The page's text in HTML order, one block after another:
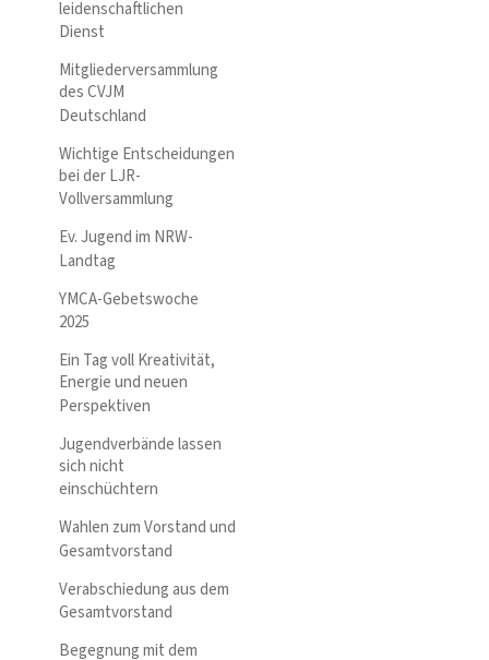
leidenschaftlichen
Dienst
Mitgliederversammlung
des CVJM
Deutschland
Wichtige Entscheidungen
bei der LJR-
Vollversammlung
Ev. Jugend im NRW-
Landtag
YMCA-Gebetswoche
2025
Ein Tag voll Kreativität,
Energie und neuen
Perspektiven
Jugendverbände lassen
sich nicht
einschüchtern
Wahlen zum Vorstand und
Gesamtvorstand
Verabschiedung aus dem
Gesamtvorstand
Begegnung mit dem